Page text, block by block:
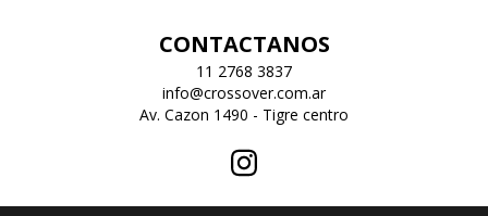
CONTACTANOS
11 2768 3837
info@crossover.com.ar
Av. Cazon 1490 - Tigre centro